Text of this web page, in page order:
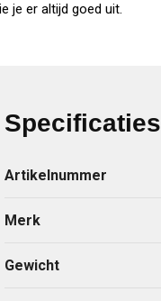
je er altijd goed uit.
Specificaties
Artikelnummer
Merk
Gewicht